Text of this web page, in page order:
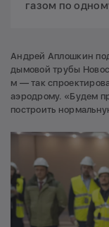
газом по
Андрей Аплошкин
дымовой трубы
м — так
аэродрому. «Будем
построить